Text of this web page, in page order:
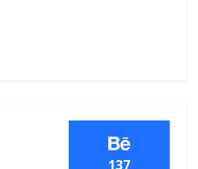
137